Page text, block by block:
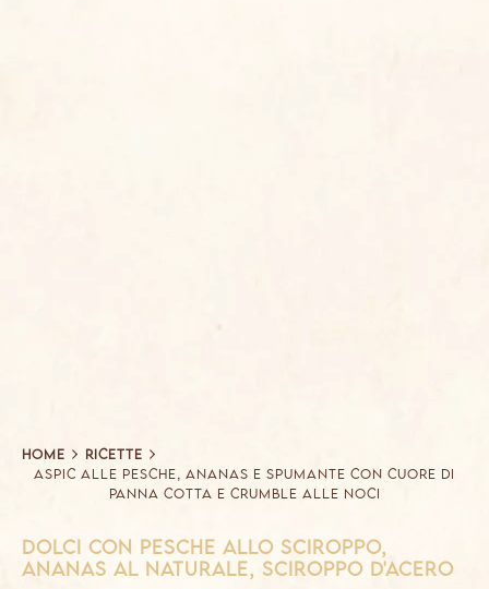
Home
Ricette
ASPIC ALLE PESCHE, ANANAS E SPUMANTE CON CUORE DI
PANNA COTTA E CRUMBLE ALLE NOCI
dolci con pesche allo sciroppo,
ananas al naturale, sciroppo d'acero